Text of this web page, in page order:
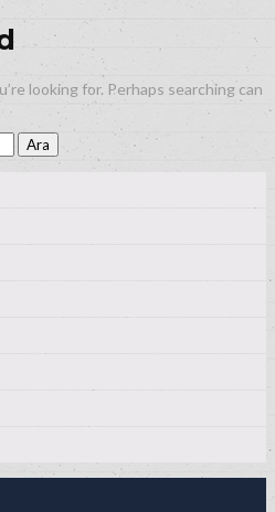
looking for. Perhaps searching can